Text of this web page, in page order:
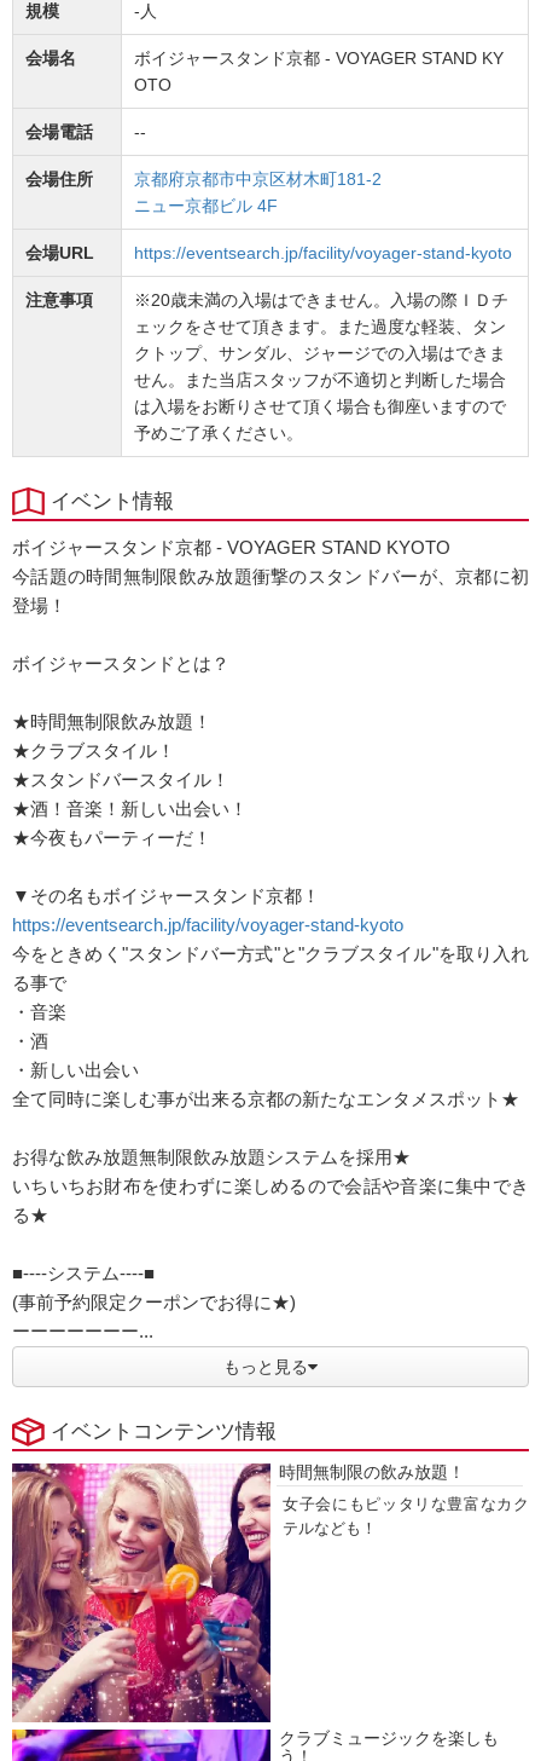
規模 -人
会場名
ボイジャースタンド京都 - VOYAGER STAND KY
OTO
会場電話 --
会場住所
京都府京都市中京区材木町181-2
ニュー京都ビル 4F
会場URL https://eventsearch.jp/facility/voyager-stand-kyoto
注意事項
※20歳未満の入場はできません。入場の際ＩＤチ
ェックをさせて頂きます。また過度な軽装、タン
クトップ、サンダル、ジャージでの入場はできま
せん。また当店スタッフが不適切と判断した場合
は入場をお断りさせて頂く場合も御座いますので
予めご了承ください。
イベント情報
ボイジャースタンド京都 - VOYAGER STAND KYOTO
今話題の時間無制限飲み放題衝撃のスタンドバーが、京都に初
登場！
ボイジャースタンドとは？
★時間無制限飲み放題！
★クラブスタイル！
★スタンドバースタイル！
★酒！音楽！新しい出会い！
★今夜もパーティーだ！
▼その名もボイジャースタンド京都！
https://eventsearch.jp/facility/voyager-stand-kyoto
今をときめく"スタンドバー方式"と"クラブスタイル"を取り入れ
る事で
・音楽
・酒
・新しい出会い
全て同時に楽しむ事が出来る京都の新たなエンタメスポット★
お得な飲み放題無制限飲み放題システムを採用★
いちいちお財布を使わずに楽しめるので会話や音楽に集中でき
る★
■----システム----■
(事前予約限定クーポンでお得に★)
ーーーーーーー...
もっと見る
イベントコンテンツ情報
時間無制限の飲み放題！
女子会にもピッタリな豊富なカク
テルなども！
クラブミュージックを楽しも
う！